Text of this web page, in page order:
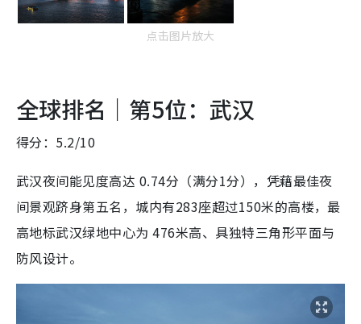
点击图片放大
全球排名｜第5位：武汉
得分：5.2/10
武汉夜间能见度高达 0.74分（满分1分），凭藉最佳夜
间景观跻身第五名，城内有283座超过150米的高楼，最
高地标武汉绿地中心为 476米高、具独特三角形平面与
防风设计。